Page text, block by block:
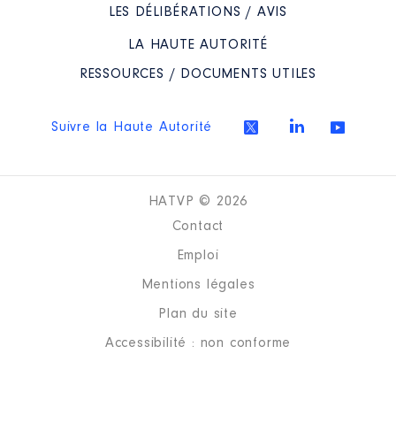
LES DÉLIBÉRATIONS / AVIS
LA HAUTE AUTORITÉ
RESSOURCES / DOCUMENTS UTILES
Suivre la Haute Autorité
HATVP © 2026
Contact
Emploi
Mentions légales
Plan du site
Accessibilité : non conforme